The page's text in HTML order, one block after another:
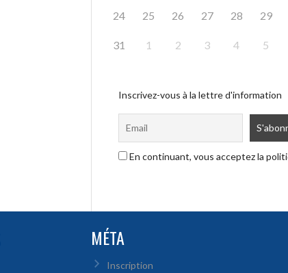
24 25 26 27 28 29
31 1 2 3 4 5
Inscrivez-vous à la lettre d'information
En continuant, vous acceptez la
MÉTA
Inscription